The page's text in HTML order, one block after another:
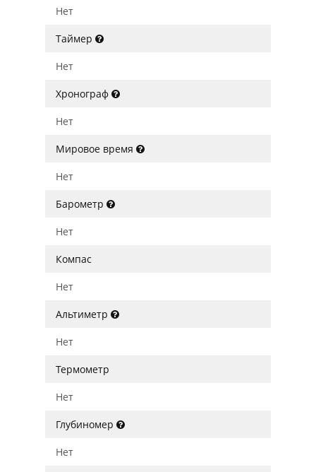
Нет
Таймер
Нет
Хронограф
Нет
Мировое время
Нет
Барометр
Нет
Компас
Нет
Альтиметр
Нет
Термометр
Нет
Глубиномер
Нет